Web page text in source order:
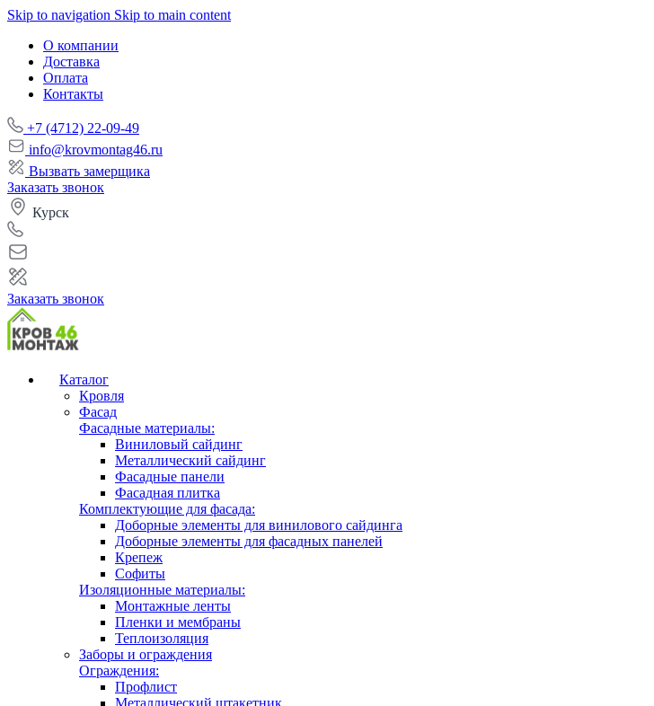
Skip to navigation Skip to main content
О компании
Доставка
Оплата
Контакты
+7 (4712) 22-09-49
info@krovmontag46.ru
Вызвать замерщика
Заказать звонок
Курск
Заказать звонок
Каталог
Кровля
Фасад
Фасадные материалы:
Виниловый сайдинг
Металлический сайдинг
Фасадные панели
Фасадная плитка
Комплектующие для фасада:
Доборные элементы для винилового сайдинга
Доборные элементы для фасадных панелей
Крепеж
Софиты
Изоляционные материалы:
Монтажные ленты
Пленки и мембраны
Теплоизоляция
Заборы и ограждения
Ограждения:
Профлист
Металлический штакетник